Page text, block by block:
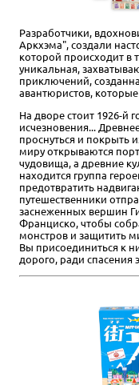
Разработчики,
Аркхэма", создали
которой происходит в
уникальная,
приключений,
авантюристов,
На дворе стоит 1926-й
исчезновения...
проснуться и покрыть
миру открываются
чудовища, а древние
находится группа
предотвратить
путешественники
заснеженных вершин
Франциско, чтобы
монстров и защитить
Вы присоединиться к
дорого, ради спасения